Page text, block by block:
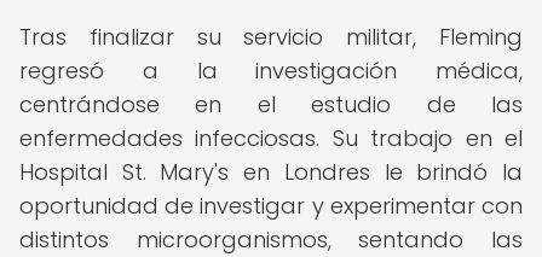
Tras finalizar su servicio militar, Fleming
regresó a la investigación médica,
centrándose en el estudio de las
enfermedades infecciosas. Su trabajo en el
Hospital St. Mary's en Londres le brindó la
oportunidad de investigar y experimentar con
distintos microorganismos, sentando las